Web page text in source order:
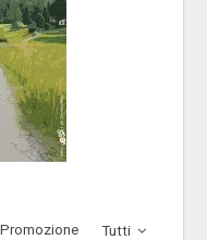
Tutti
­Promozione